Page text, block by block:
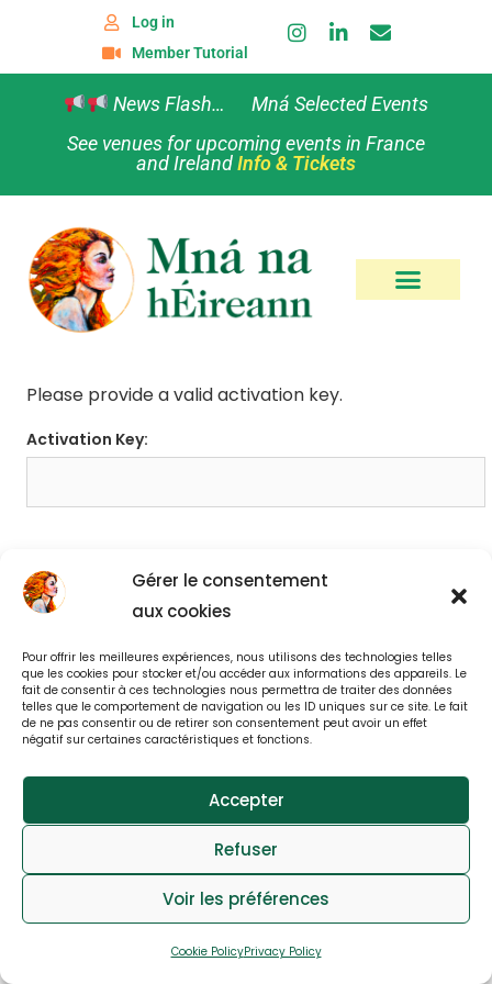
Gérer le consentement
aux cookies
Pour offrir les meilleures expériences, nous utilisons des technologies telles
que les cookies pour stocker et/ou accéder aux informations des appareils. Le
fait de consentir à ces technologies nous permettra de traiter des données
telles que le comportement de navigation ou les ID uniques sur ce site. Le fait
de ne pas consentir ou de retirer son consentement peut avoir un effet
négatif sur certaines caractéristiques et fonctions.
Accepter
Refuser
Voir les préférences
Cookie PolicyPrivacy Policy
Log in
Member Tutorial
News Flash… Mná Selected Events
See venues for upcoming events in France
and IrelandInfo & Tickets
Please provide a valid activation key.
Activation Key:
webdesign : effet-immediat.com
Log in Member User Guide
Member Tutorial